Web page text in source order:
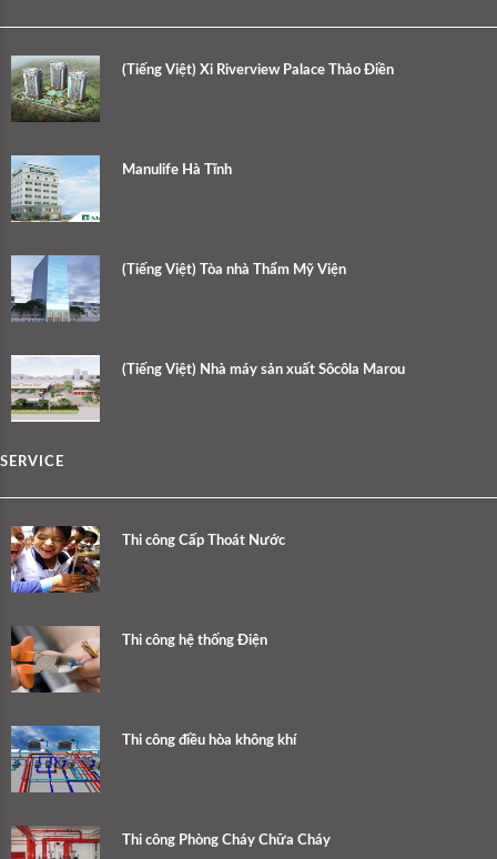
(Tiếng Việt) Xi Riverview Palace Thảo Điền
Manulife Hà Tĩnh
(Tiếng Việt) Tòa nhà Thẩm Mỹ Viện
(Tiếng Việt) Nhà máy sản xuất Sôcôla Marou
SERVICE
Thi công Cấp Thoát Nước
Thi công hệ thống Điện
Thi công điều hòa không khí
Thi công Phòng Cháy Chữa Cháy